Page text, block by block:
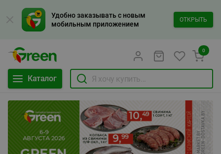
Удобно заказывать с новым
мобильным приложением
ОТКРЫТЬ
Каталог
0